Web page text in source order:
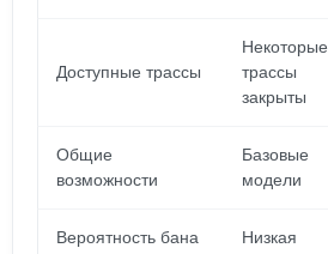
Доступные трассы
Некоторые
трассы
закрыты
Общие
возможности
Базовые
модели
Вероятность бана Низкая